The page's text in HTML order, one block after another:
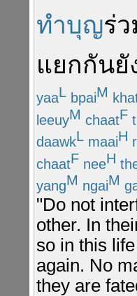
ทำบุญร่
แยกกันยั
yaaL bpaiM
leeuyM chaatF
daawkL maaiH
chaatF neeH
yangM ngaiM
"Do not
other. In
so in this
again. No
they are